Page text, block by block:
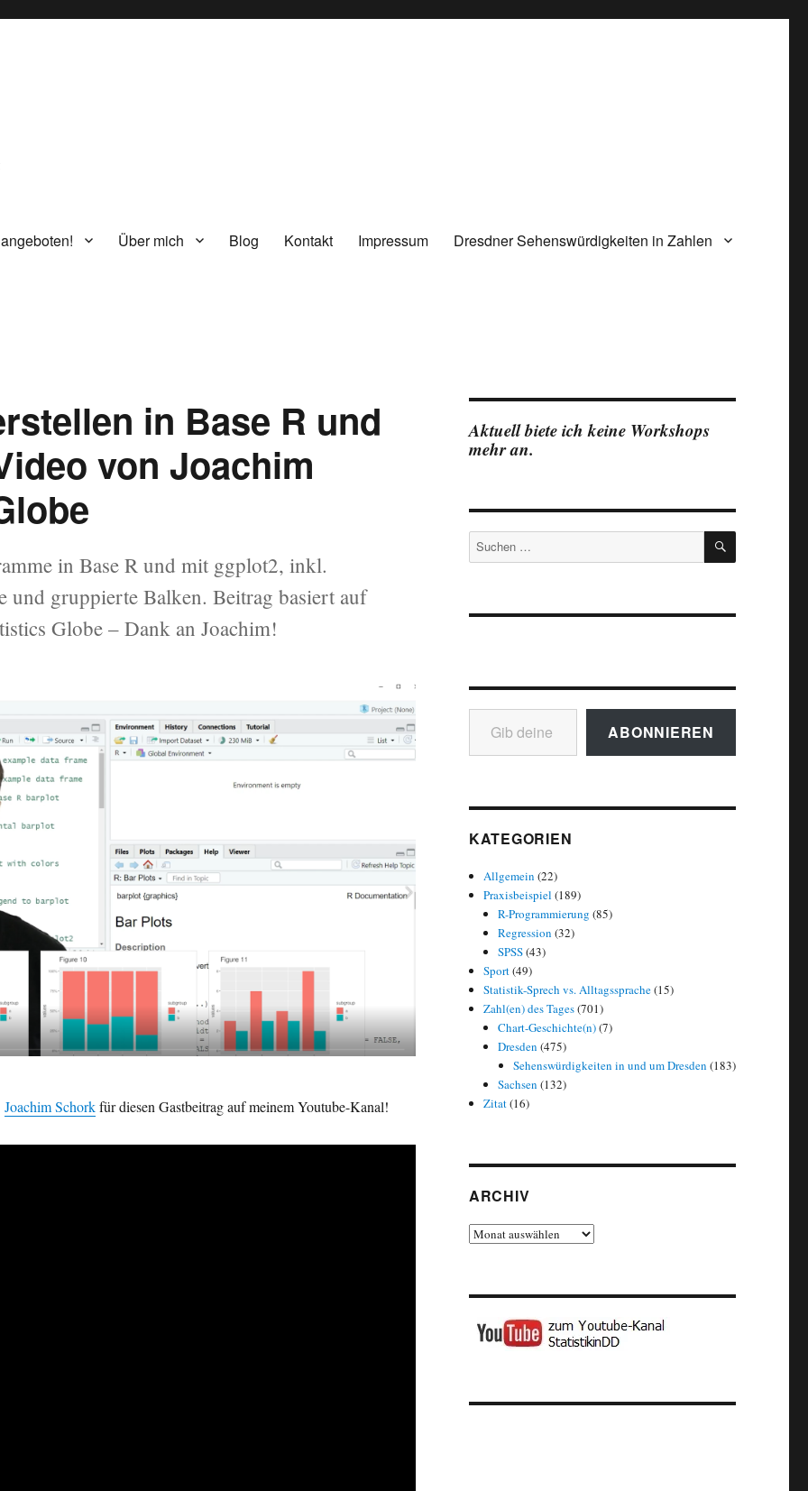
Über mich Blog Kontakt Impressum
Dresdner Sehenswürdigkeiten in Zahlen
in Base R und
von Joachim
in Base R und mit ggplot2, inkl.
und gruppierte Balken. Beitrag basiert auf
Globe – Dank an Joachim!
Joachim Schorkfür diesen Gastbeitrag auf meinem Youtube-Kanal!
Aktuell biete ich keine Workshops
mehr an.
Suchen
nach:
SUCHEN
Gib deine E-Mail-Adresse ein ...
ABONNIEREN
KATEGORIEN
Allgemein (22)
Praxisbeispiel (189)
R-Programmierung (85)
Regression (32)
SPSS(43)
Sport(49)
Statistik-Sprech vs. Alltagssprache(15)
Zahl(en) des Tages(701)
Chart-Geschichte(n)(7)
Dresden (475)
Sehenswürdigkeiten in und um Dresden (183)
Sachsen (132)
Zitat(16)
ARCHIV
Archiv